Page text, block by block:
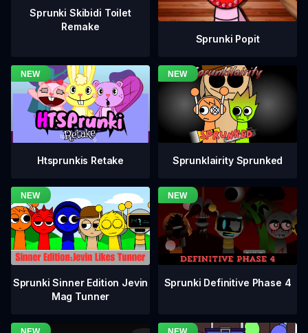
Sprunki Skibidi Toilet
Remake
Sprunki Popit
Htsprunkis Retake Sprunklairity Sprunked
Sprunki Sinner Edition Jevin
Mag Tunner
Sprunki Definitive Phase 4